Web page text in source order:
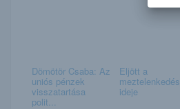
Dömötör Csaba: Az
uniós pénzek
visszatartása
polit...
Eljött a
meztelenkedés
ideje